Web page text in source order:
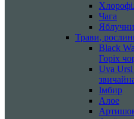
Чага
Трави,
Black
Горіх
Uva
Імбир
Алое